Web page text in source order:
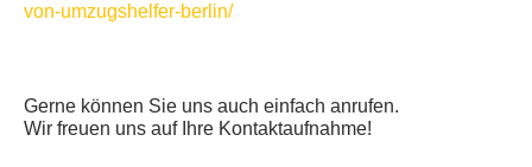
von-umzugshelfer-berlin/
Gerne können Sie uns auch einfach anrufen.
Wir freuen uns auf Ihre Kontaktaufnahme!